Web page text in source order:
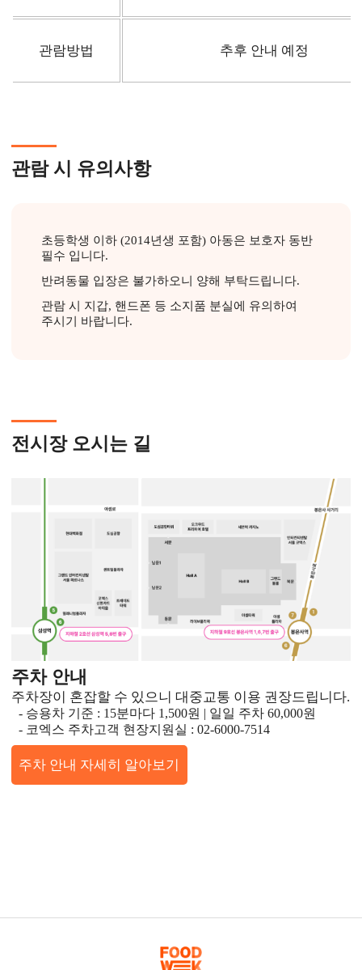
관람방법 추후 안내 예정
관람 시 유의사항
초등학생 이하 (2014년생 포함) 아동은 보호자 동반
필수 입니다.
반려동물 입장은 불가하오니 양해 부탁드립니다.
관람 시 지갑, 핸드폰 등 소지품 분실에 유의하여
주시기 바랍니다.
전시장 오시는 길
주차 안내
주차장이 혼잡할 수 있으니 대중교통 이용 권장드립니다.
- 승용차 기준 : 15분마다 1,500원 | 일일 주차 60,000원
- 코엑스 주차고객 현장지원실 : 02-6000-7514
주차 안내 자세히 알아보기